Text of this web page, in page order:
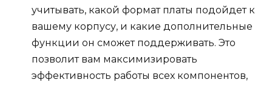
учитывать, какой формат платы подойдет к
вашему корпусу, и какие дополнительные
функции он сможет поддерживать. Это
позволит вам максимизировать
эффективность работы всех компонентов,